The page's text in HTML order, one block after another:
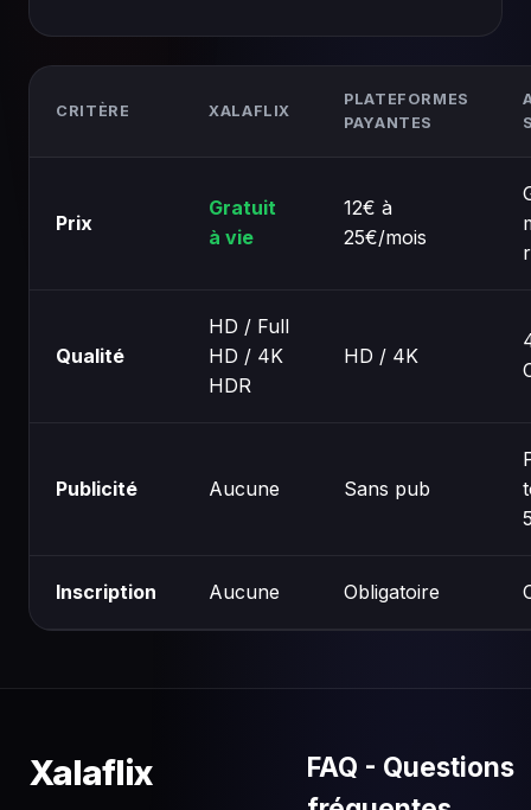
CRITÈRE XALAFLIX
PLATEFORMES
PAYANTES
Prix
Gratuit
à vie
12€ à
25€/mois
Qualité
HD / Full
HD / 4K
HDR
HD / 4K
Publicité Aucune Sans pub
Inscription Aucune Obligatoire
Xalaflix
FAQ - Questions